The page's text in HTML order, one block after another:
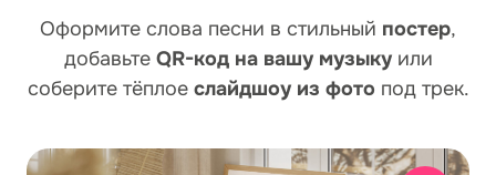
Оформите слова песни в стильный постер,
добавьте QR-код на вашу музыкуили
соберите тёплое слайдшоу из фото под трек.